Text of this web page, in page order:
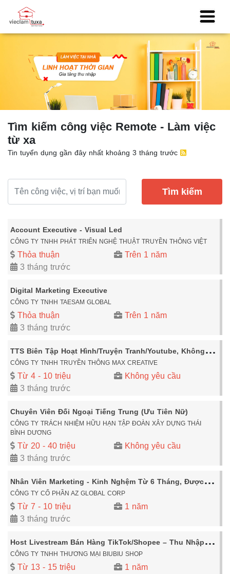
Tìm kiếm công việc Remote - Làm việc
từ xa
Tin tuyển dụng gần đây nhất khoảng 3 tháng trước
Tìm kiếm
Account Executive - Visual Led
CÔNG TY TNHH PHÁT TRIỂN NGHỆ THUẬT TRUYỀN THÔNG VIỆT
Thỏa thuận
Trên 1 năm
3 tháng trước
Digital Marketing Executive
CÔNG TY TNHH TAESAM GLOBAL
Thỏa thuận
Trên 1 năm
3 tháng trước
T
TS Biên Tập Hoạt Hình/Truyện Tranh/Youtube, Không Yêu Cầu Kinh Nghiệm
CÔNG TY TNHH TRUYỀN THÔNG MAX CREATIVE
Từ 4 - 10 triệu
Không yêu cầu
3 tháng trước
Chuyên Viên Đối Ngoại Tiếng Trung (Ưu Tiên Nữ)
CÔNG TY TRÁCH NHIỆM HỮU HẠN TẬP ĐOÀN XÂY DỰNG THÁI
BÌNH DƯƠNG
Từ 20 - 40 triệu
Không yêu cầu
3 tháng trước
N
hân Viên Marketing - Kinh Nghệm Từ 6 Tháng, Được Đào Tạo Thêm - Tại Hà Nội
CÔNG TY CỔ PHẦN AZ GLOBAL CORP
Từ 7 - 10 triệu
1 năm
3 tháng trước
H
ost Livestream Bán Hàng TikTok/Shopee – Thu Nhập 20M+ Hoa Hồng Cao (Được Đào Tạo)
CÔNG TY TNHH THƯƠNG MẠI BIUBIU SHOP
Từ 13 - 15 triệu
1 năm